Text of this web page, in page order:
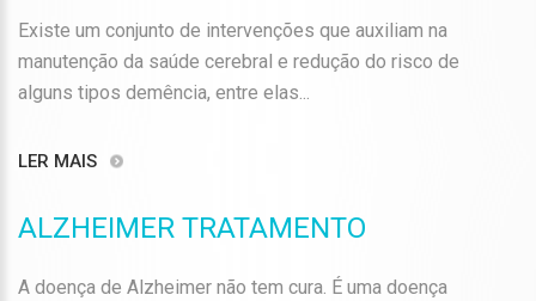
Existe um conjunto de intervenções que auxiliam na
manutenção da saúde cerebral e redução do risco de
alguns tipos demência, entre elas...
LER MAIS
ALZHEIMER TRATAMENTO
A doença de Alzheimer não tem cura. É uma doença